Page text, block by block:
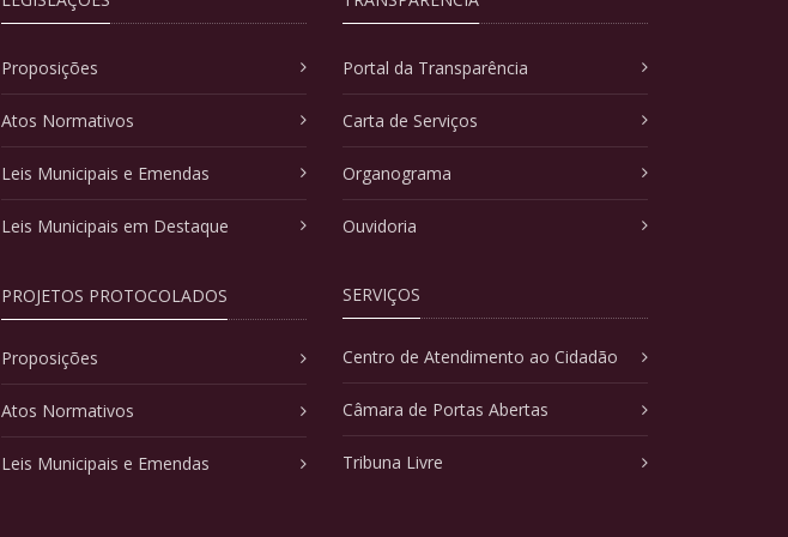
Proposições
Atos Normativos
Leis Municipais e Emendas
Leis Municipais em Destaque
PROJETOS PROTOCOLADOS
Proposições
Atos Normativos
Leis Municipais e Emendas
Portal da Transparência
Carta de Serviços
Organograma
Ouvidoria
SERVIÇOS
Centro de Atendimento ao Cidadão
Câmara de Portas Abertas
Tribuna Livre